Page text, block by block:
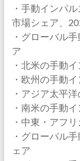
・手動インパ
市場シェア、
・グローバル
ア
・北米の手動
・欧州の手動
・アジア太平
・南米の手動
・中東・アフ
・グローバル
ェア